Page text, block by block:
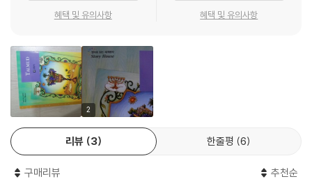
혜택 및 유의사항 혜택 및 유의사항
2
리뷰 3 한줄평 6
구매리뷰 추천순